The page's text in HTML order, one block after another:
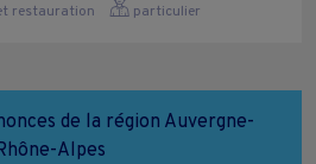
restauration particulier
de la région Auvergne-
Alpes